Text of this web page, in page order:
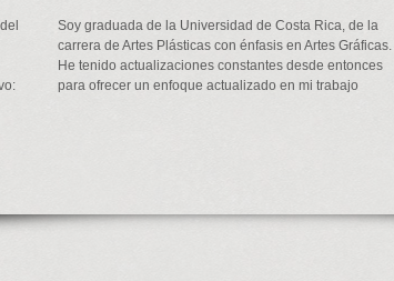
Soy graduada de la Universidad de Costa Rica, de la
carrera de Artes Plásticas con énfasis en Artes Gráficas.
He tenido actualizaciones constantes desde entonces
para ofrecer un enfoque actualizado en mi trabajo